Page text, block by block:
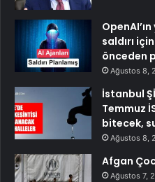
saldırı
önceden
Ağustos 8,
İstanbul
Temmuz
bitecek,
Ağustos 8,
Afgan
Ağustos 7,